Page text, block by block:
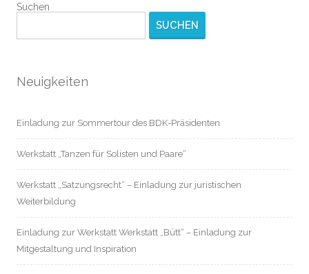
Suchen
SUCHEN
Neuigkeiten
Einladung zur Sommertour des BDK-Präsidenten
Werkstatt „Tanzen für Solisten und Paare“
Werkstatt „Satzungsrecht“ – Einladung zur juristischen
Weiterbildung
Einladung zur Werkstatt Werkstatt „Bütt“ – Einladung zur
Mitgestaltung und Inspiration